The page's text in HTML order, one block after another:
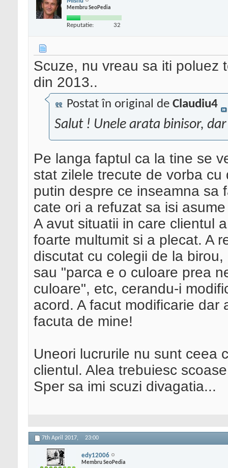
Membru SeoPedia
Reputatie: 32
Scuze, nu vreau sa iti poluez
din 2013..
Postat în original de Claudiu4
Salut ! Unele arata binisor,
Pe langa faptul ca la tine se
stat zilele trecute de vorba
putin despre ce inseamna sa
cate ori a refuzat sa isi
A avut situatii in care clientul
foarte multumit si a plecat. A
discutat cu colegii de la
sau "parca e o culoare prea
culoare", etc, cerandu-i
acord. A facut modificarie
facuta de mine!
Uneori lucrurile nu sunt ceea
clientul. Alea trebuiesc
Sper sa imi scuzi divagatia...
7th April 2017, 23:00
edy12006
Membru SeoPedia